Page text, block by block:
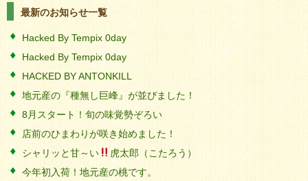
最新のお知らせ一覧
Hacked By Tempix 0day
Hacked By Tempix 0day
HACKED BY ANTONKILL
地元産の『種無し巨峰』が並びました！
8月スタート！旬の味覚勢ぞろい
店前のひまわりが咲き始めました！
シャリッと甘～い
虎太郎（こたろう）
今年初入荷！地元産の桃です。